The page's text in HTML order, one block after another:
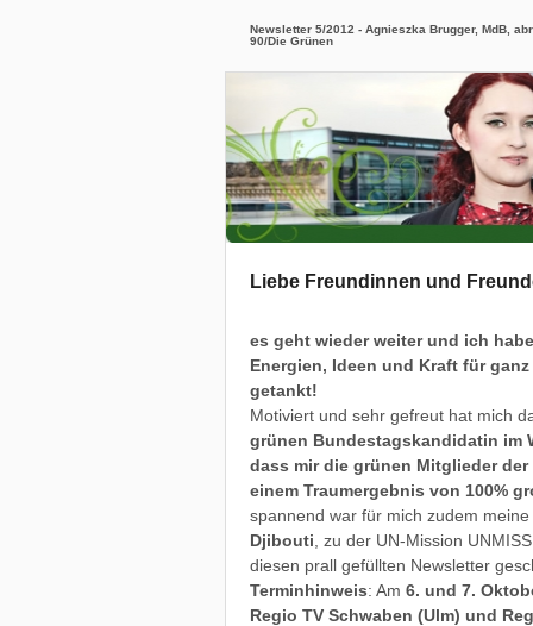
Newsletter 5/2012 - Agnieszka Brugger, MdB,
90/Die Grünen
Liebe Freundinnen und
es geht wieder weiter und ich
Energien, Ideen und Kraft für
getankt!
Motiviert und sehr gefreut hat mich
grünen Bundestagskandidatin im
dass mir die grünen Mitglieder
einem Traumergebnis von 100%
spannend war für mich zudem meine
Djibouti , zu der UN-Mission
diesen prall gefüllten Newsletter
Terminhinweis: Am 6. und 7.
Regio TV Schwaben (Ulm) und